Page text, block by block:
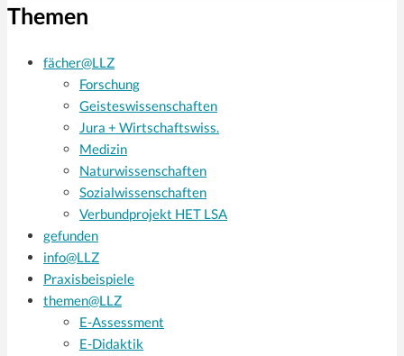
Themen
fächer@LLZ
Forschung
Geisteswissenschaften
Jura + Wirtschaftswiss.
Medizin
Naturwissenschaften
Sozialwissenschaften
Verbundprojekt HET LSA
gefunden
info@LLZ
Praxisbeispiele
themen@LLZ
E-Assessment
E-Didaktik